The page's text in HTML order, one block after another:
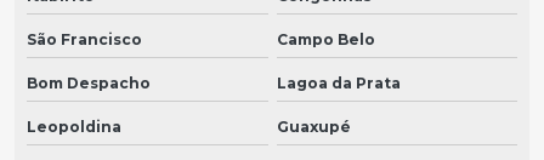
São Francisco Campo Belo
Bom Despacho Lagoa da Prata
Leopoldina Guaxupé